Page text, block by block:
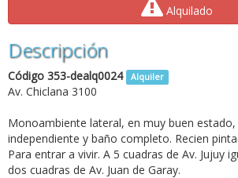
Alquilado
Descripción
Código 353-dealq0024 Alquiler
Av. Chiclana 3100
Monoambiente lateral, en muy buen
independiente y baño completo. Recien
Para entrar a vivir. A 5 cuadras de Av. Jujuy
dos cuadras de Av. Juan de Garay.